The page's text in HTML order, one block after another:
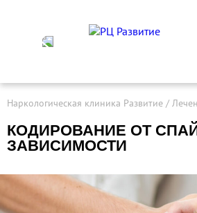
Наркологическая клиника Развитие
КОДИРОВАНИЕ ОТ
ЗАВИСИМОСТИ